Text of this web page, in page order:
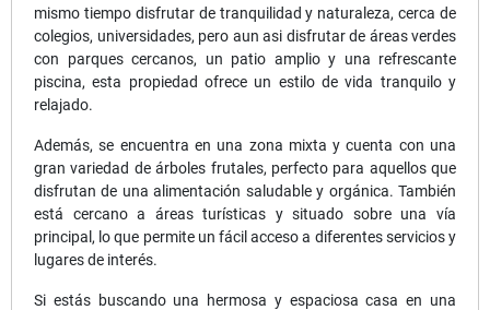
mismo tiempo disfrutar de tranquilidad y naturaleza, cerca de
colegios, universidades, pero aun asi disfrutar de áreas verdes
con parques cercanos, un patio amplio y una refrescante
piscina, esta propiedad ofrece un estilo de vida tranquilo y
relajado.
Además, se encuentra en una zona mixta y cuenta con una
gran variedad de árboles frutales, perfecto para aquellos que
disfrutan de una alimentación saludable y orgánica. También
está cercano a áreas turísticas y situado sobre una vía
principal, lo que permite un fácil acceso a diferentes servicios y
lugares de interés.
Si estás buscando una hermosa y espaciosa casa en una